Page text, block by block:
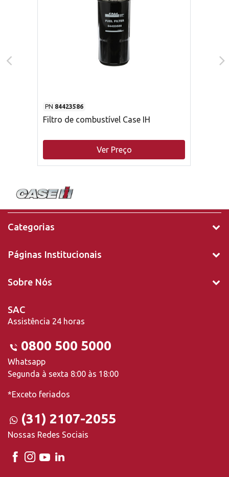
PN 84423586
Filtro de combustível Case IH
Ver Preço
Categorias
Páginas Institucionais
Sobre Nós
SAC
Assistência 24 horas
0800 500 5000
Whatsapp
Segunda à sexta 8:00 às 18:00
*Exceto feriados
(31) 2107-2055
Nossas Redes Sociais